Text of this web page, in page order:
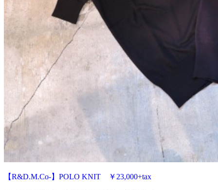
【R&D.M.Co-】POLO KNIT ￥23,000+tax